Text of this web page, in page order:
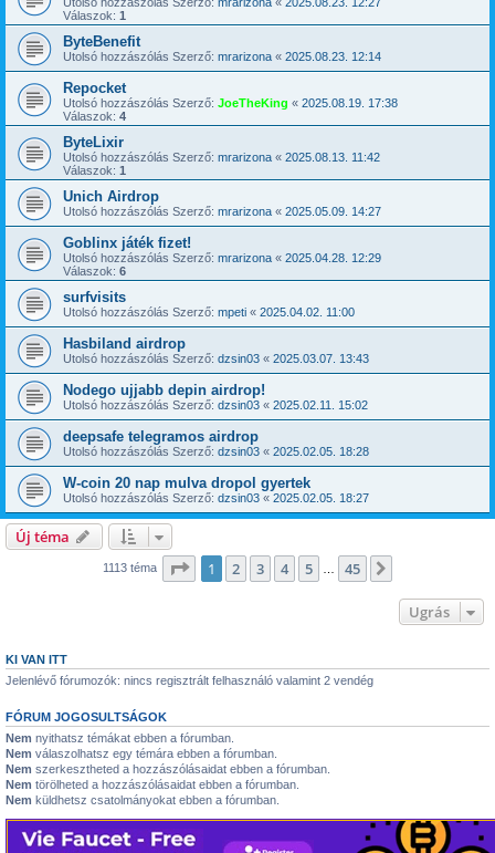
Válaszok: 1
ByteBenefit
Utolsó hozzászólás Szerző: mrarizona « 2025.08.23. 12:14
Repocket
Utolsó hozzászólás Szerző: JoeTheKing « 2025.08.19. 17:38
Válaszok: 4
ByteLixir
Utolsó hozzászólás Szerző: mrarizona « 2025.08.13. 11:42
Válaszok: 1
Unich Airdrop
Utolsó hozzászólás Szerző: mrarizona « 2025.05.09. 14:27
Goblinx játék fizet!
Utolsó hozzászólás Szerző: mrarizona « 2025.04.28. 12:29
Válaszok: 6
surfvisits
Utolsó hozzászólás Szerző: mpeti « 2025.04.02. 11:00
Hasbiland airdrop
Utolsó hozzászólás Szerző: dzsin03 « 2025.03.07. 13:43
Nodego ujjabb depin airdrop!
Utolsó hozzászólás Szerző: dzsin03 « 2025.02.11. 15:02
deepsafe telegramos airdrop
Utolsó hozzászólás Szerző: dzsin03 « 2025.02.05. 18:28
W-coin 20 nap mulva dropol gyertek
Utolsó hozzászólás Szerző: dzsin03 « 2025.02.05. 18:27
Új téma
1113 téma Oldal:1 45
1 2 3 4 5 45
Ugrás
KI VAN ITT
Jelenlévő fórumozók: nincs regisztrált felhasználó valamint 2 vendég
FÓRUM JOGOSULTSÁGOK
Nem nyithatsz témákat ebben a fórumban.
Nem válaszolhatsz egy témára ebben a fórumban.
Nem szerkesztheted a hozzászólásaidat ebben a fórumban.
Nem törölheted a hozzászólásaidat ebben a fórumban.
Nem küldhetsz csatolmányokat ebben a fórumban.